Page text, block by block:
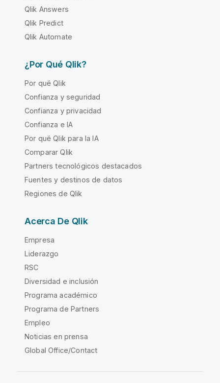
Qlik Answers
Qlik Predict
Qlik Automate
¿Por Qué Qlik?
Por qué Qlik
Confianza y seguridad
Confianza y privacidad
Confianza e IA
Por qué Qlik para la IA
Comparar Qlik
Partners tecnológicos destacados
Fuentes y destinos de datos
Regiones de Qlik
Acerca De Qlik
Empresa
Liderazgo
RSC
Diversidad e inclusión
Programa académico
Programa de Partners
Empleo
Noticias en prensa
Global Office/Contact